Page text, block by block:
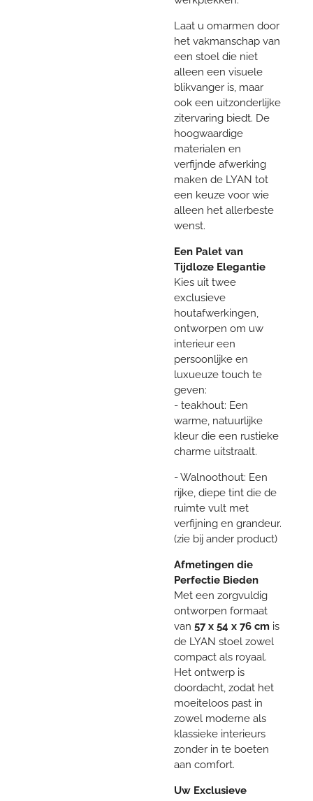
Laat u omarmen door
het vakmanschap van
een stoel die niet
alleen een visuele
blikvanger is, maar
ook een uitzonderlijke
zitervaring biedt. De
hoogwaardige
materialen en
verfijnde afwerking
maken de LYAN tot
een keuze voor wie
alleen het allerbeste
wenst.
Een Palet van
Tijdloze Elegantie
Kies uit twee
exclusieve
houtafwerkingen,
ontworpen om uw
interieur een
persoonlijke en
luxueuze touch te
geven:
- teakhout: Een
warme, natuurlijke
kleur die een rustieke
charme uitstraalt.
- Walnoothout: Een
rijke, diepe tint die de
ruimte vult met
verfijning en grandeur.
(zie bij ander product)
Afmetingen die
Perfectie Bieden
Met een zorgvuldig
ontworpen formaat
van 57 x 54 x 76 cm is
de LYAN stoel zowel
compact als royaal.
Het ontwerp is
doordacht, zodat het
moeiteloos past in
zowel moderne als
klassieke interieurs
zonder in te boeten
aan comfort.
Uw Exclusieve